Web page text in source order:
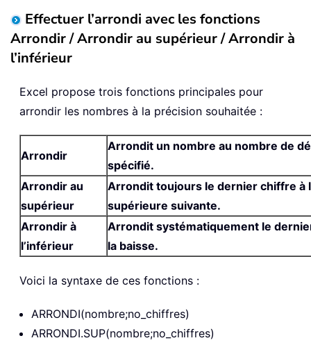
Effectuer l’arrondi avec les fonctions
Arrondir / Arrondir au supérieur / Arrondir à
l’inférieur
Excel propose trois fonctions principales pour
arrondir les nombres à la précision souhaitée :
Arrondir
Arrondit un nombre au nombre de
spécifié.
Arrondir au
supérieur
Arrondit toujours le dernier chiffre à
supérieure suivante.
Arrondir à
l’inférieur
Arrondit systématiquement le
la baisse.
Voici la syntaxe de ces fonctions :
ARRONDI(nombre;no_chiffres)
ARRONDI.SUP(nombre;no_chiffres)